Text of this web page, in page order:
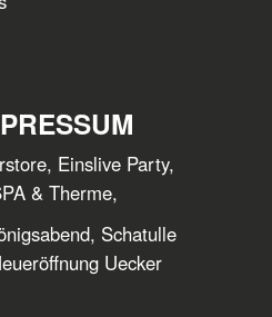
Einslive Party,
& Therme,
Schatulle
Uecker